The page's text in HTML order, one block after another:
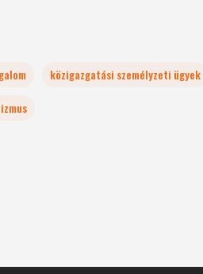
közigazgatási személyzeti ügyek